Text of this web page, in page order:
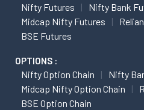
Nifty Futures
Nifty Bank
Midcap Nifty Futures
BSE Futures
OPTIONS :
Nifty Option Chain
Nifty
Midcap Nifty Option Chain
BSE Option Chain